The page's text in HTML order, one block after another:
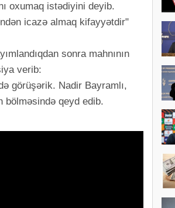
oxumaq istədiyini deyib.
icazə almaq kifayyətdir"
sonra mahnının
verib:
görüşərik. Nadir Bayramlı,
bölməsində qeyd edib.